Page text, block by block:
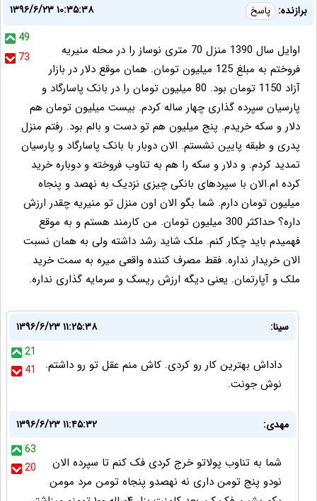
برازنده: پاسخ
۱۳۹۶/۶/۲۳ ۱۰:۳۵:۳۸
49
73
اوایل سال 1390 منزل 70 متری نوساز را در محله منیریه
فروختم به مبلغ 125 میلیون تومان. همان موقع دلار در بازار
آزاد 1150 تومان بود. 80 میلیون تومان را در بانک پاسارگاد و
پارسیان سپرده گذاری چهار ساله کردم. بیست میلیون تومان هم
دلار و سکه خریدم. پنج میلیون هم تو دست و بالم بود. رفتم منزل
پدری و طبقه پایین نشستم. الان دوبار با بانک پاسارگاد و پارسیان
تمدید کردم. و دلار و سکه را هم به تناوب فروخته و دوباره خرید
کرده ام.الان با سپردهای بانکی چیزی نزدیک به نهصد و پنجاه
میلیون تومان دارم. شما بگو الان اون منزل تو منیریه چقدر ارزش
داره؟ حداکثر 300 میلیون تومان. من کارمند هستم و به موقع
فهمیدم باید چکار کنم. ملک شاید رشد داشته ولی به همان نسبت
الان خریدار نداره. فقط مصرف کننده واقعی میره به سمت خرید
ملک و آپارتمان. یعنی دیگه ارزش ریسک و سرمایه گذاری نداره.
سینا:
۱۳۹۶/۶/۲۳ ۱۱:۲۵:۳۸
21
41
داداش بهترین کار رو کردی. کاش منم عقل تو رو داشتم.
نوش جونت.
مهدی:
۱۳۹۶/۶/۲۳ ۱۱:۴۵:۳۲
63
20
شما به تناوب پولاتو خرج کردی فک کنم تا سپرده الان
نودو پنج تومن داری نه نهصدو پنجاه تومن مرد مومن